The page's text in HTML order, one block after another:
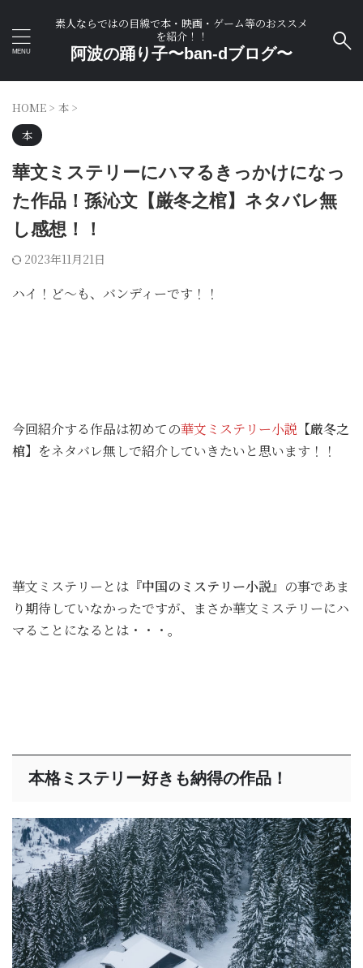
素人ならではの目線で本・映画・ゲーム等のおススメ
を紹介！！
阿波の踊り子〜ban-dブログ〜
HOME > 本 >
本
華文ミステリーにハマるきっかけになっ
た作品！孫沁文【厳冬之棺】ネタバレ無
し感想！！
2023年11月21日
ハイ！ど～も、バンディーです！！
今回紹介する作品は初めての華文ミステリー小説 【厳冬之
棺】 をネタバレ無しで紹介していきたいと思います！！
華文ミステリーとは 『中国のミステリー小説』 の事であま
り期待していなかったですが、まさか華文ミステリーにハ
マることになるとは・・・。
本格ミステリー好きも納得の作品！